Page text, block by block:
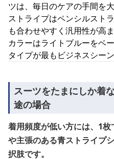
ツは、毎日のケアの手間を
ストライプはペンシルスト
も合わせやすく汎用性が高ま
カラーはライトブルーをベ
タイプが最もビジネスシー
スーツをたまにしか着
途の場合
着用頻度が低い方には、1
や主張のある青ストライプ
択肢です。